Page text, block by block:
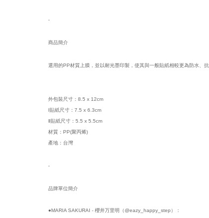
-
商品簡介
選用的PP材質上膜，並以耐光墨印製，使其與一般貼紙相較更為防水、抗
外包裝尺寸：8.5 x 12cm
Ⅰ貼紙尺寸：7.5 x 6.3cm
Ⅱ貼紙尺寸：5.5 x 5.5cm
材質：PP(聚丙烯)
產地：台灣
-
品牌單位簡介
●MARIA SAKURAI - 櫻井万里明（@eazy_happy_step）：